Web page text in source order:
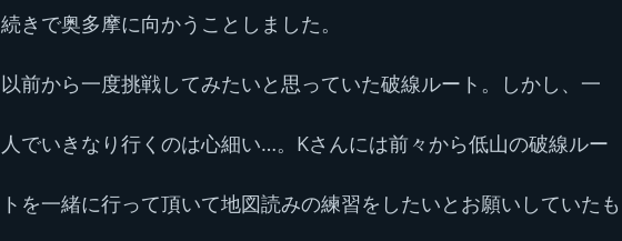
続きで奥多摩に向かうことしました。
以前から一度挑戦してみたいと思っていた破線ルート。しかし、一
人でいきなり行くのは心細い…。Kさんには前々から低山の破線ルー
トを一緒に行って頂いて地図読みの練習をしたいとお願いしていたも